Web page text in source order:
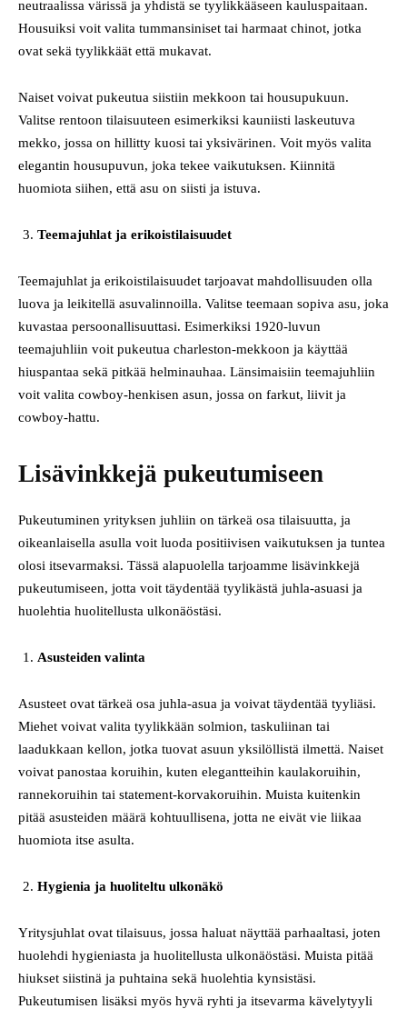
neutraalissa värissä ja yhdistä se tyylikkääseen kauluspaitaan.
Housuiksi voit valita tummansiniset tai harmaat chinot, jotka
ovat sekä tyylikkäät että mukavat.
Naiset voivat pukeutua siistiin mekkoon tai housupukuun.
Valitse rentoon tilaisuuteen esimerkiksi kauniisti laskeutuva
mekko, jossa on hillitty kuosi tai yksivärinen. Voit myös valita
elegantin housupuvun, joka tekee vaikutuksen. Kiinnitä
huomiota siihen, että asu on siisti ja istuva.
Teemajuhlat ja erikoistilaisuudet
Teemajuhlat ja erikoistilaisuudet tarjoavat mahdollisuuden olla
luova ja leikitellä asuvalinnoilla. Valitse teemaan sopiva asu, joka
kuvastaa persoonallisuuttasi. Esimerkiksi 1920-luvun
teemajuhliin voit pukeutua charleston-mekkoon ja käyttää
hiuspantaa sekä pitkää helminauhaa. Länsimaisiin teemajuhliin
voit valita cowboy-henkisen asun, jossa on farkut, liivit ja
cowboy-hattu.
Lisävinkkejä pukeutumiseen
Pukeutuminen yrityksen juhliin on tärkeä osa tilaisuutta, ja
oikeanlaisella asulla voit luoda positiivisen vaikutuksen ja tuntea
olosi itsevarmaksi. Tässä alapuolella tarjoamme lisävinkkejä
pukeutumiseen, jotta voit täydentää tyylikästä juhla-asuasi ja
huolehtia huolitellusta ulkonäöstäsi.
Asusteiden valinta
Asusteet ovat tärkeä osa juhla-asua ja voivat täydentää tyyliäsi.
Miehet voivat valita tyylikkään solmion, taskuliinan tai
laadukkaan kellon, jotka tuovat asuun yksilöllistä ilmettä. Naiset
voivat panostaa koruihin, kuten elegantteihin kaulakoruihin,
rannekoruihin tai statement-korvakoruihin. Muista kuitenkin
pitää asusteiden määrä kohtuullisena, jotta ne eivät vie liikaa
huomiota itse asulta.
Hygienia ja huoliteltu ulkonäkö
Yritysjuhlat ovat tilaisuus, jossa haluat näyttää parhaaltasi, joten
huolehdi hygieniasta ja huolitellusta ulkonäöstäsi. Muista pitää
hiukset siistinä ja puhtaina sekä huolehtia kynsistäsi.
Pukeutumisen lisäksi myös hyvä ryhti ja itsevarma kävelytyyli